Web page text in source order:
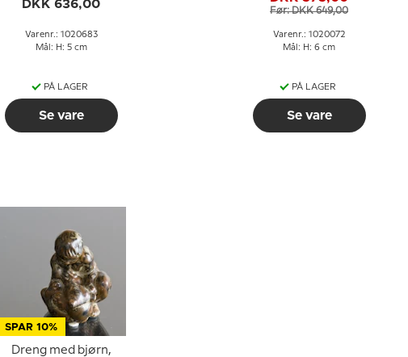
DKK 636,00
Varenr.: 1020683
Mål: H: 5 cm
PÅ LAGER
Se vare
Før: DKK 649,00
Varenr.: 1020072
Mål: H: 6 cm
PÅ LAGER
Se vare
SPAR 10%
Dreng med bjørn,